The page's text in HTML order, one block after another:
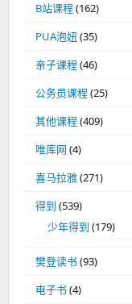
B站课程(162)
PUA泡妞 (35)
亲子课程(46)
公务员课程(25)
其他课程(409)
唯库网 (4)
喜马拉雅(271)
得到 (539)
少年得到 (179)
樊登读书(93)
电子书(4)